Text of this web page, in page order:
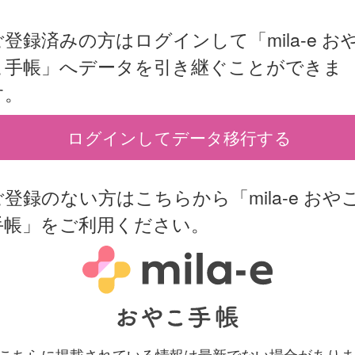
録済みの方はログインして「mila-e お
帳」へデータを引き継ぐことができま
ログインしてデータ移行する
録のない方はこちらから「mila-e おや
」をご利用ください。